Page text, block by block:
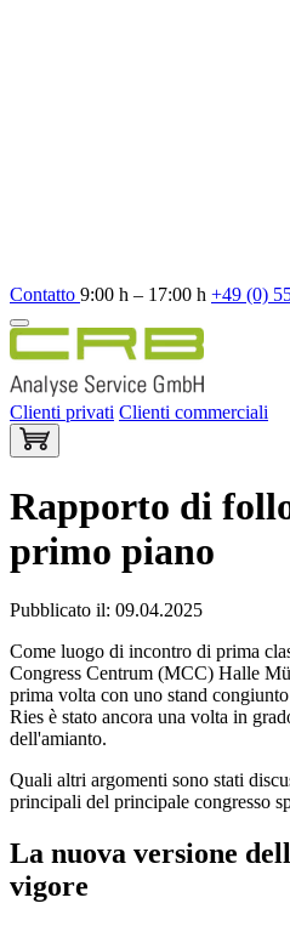
Contatto 9:00 h – 17:00 h +49 (0)
Clienti privati Clienti commerciali
Rapporto di
primo piano
Pubblicato il: 09.04.2025
Come luogo di incontro di prima
Congress Centrum (MCC) Halle
prima volta con uno stand
Ries è stato ancora una volta in
dell'amianto.
Quali altri argomenti sono stati
principali del principale congresso
La nuova versione
vigore